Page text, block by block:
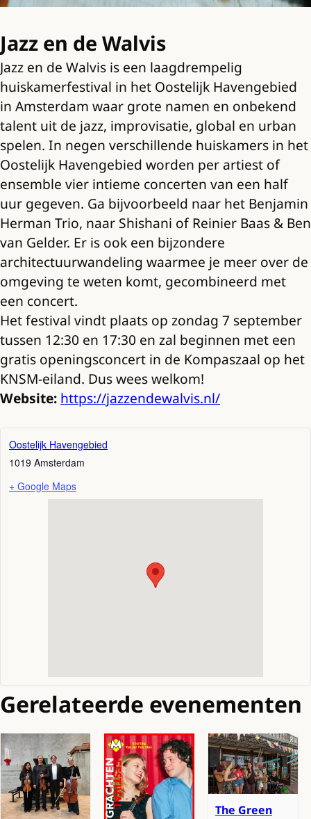
Jazz en de Walvis
Jazz en de Walvis is een laagdrempelig
huiskamerfestival in het Oostelijk Havengebied
in Amsterdam waar grote namen en onbekend
talent uit de jazz, improvisatie, global en urban
spelen. In negen verschillende huiskamers in het
Oostelijk Havengebied worden per artiest of
ensemble vier intieme concerten van een half
uur gegeven. Ga bijvoorbeeld naar het Benjamin
Herman Trio, naar Shishani of Reinier Baas & Ben
van Gelder. Er is ook een bijzondere
architectuurwandeling waarmee je meer over de
omgeving te weten komt, gecombineerd met
een concert.
Het festival vindt plaats op zondag 7 september
tussen 12:30 en 17:30 en zal beginnen met een
gratis openingsconcert in de Kompaszaal op het
KNSM-eiland. Dus wees welkom!
Website: https://jazzendewalvis.nl/
Oostelijk Havengebied
1019 Amsterdam
+ Google Maps
Gerelateerde evenementen
The Green